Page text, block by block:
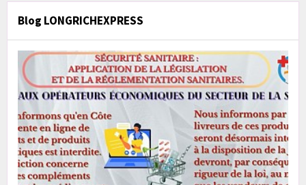
Blog LONGRICHEXPRESS